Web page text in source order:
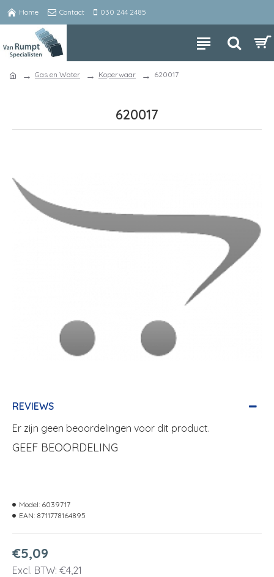
Home Contact 030 244 2485
Gas en Water Koperwaar 620017
620017
REVIEWS
Er zijn geen beoordelingen voor dit product.
GEEF BEOORDELING
€5,09
Excl. BTW: €4,21
Model: 6039717
EAN: 8711778164895